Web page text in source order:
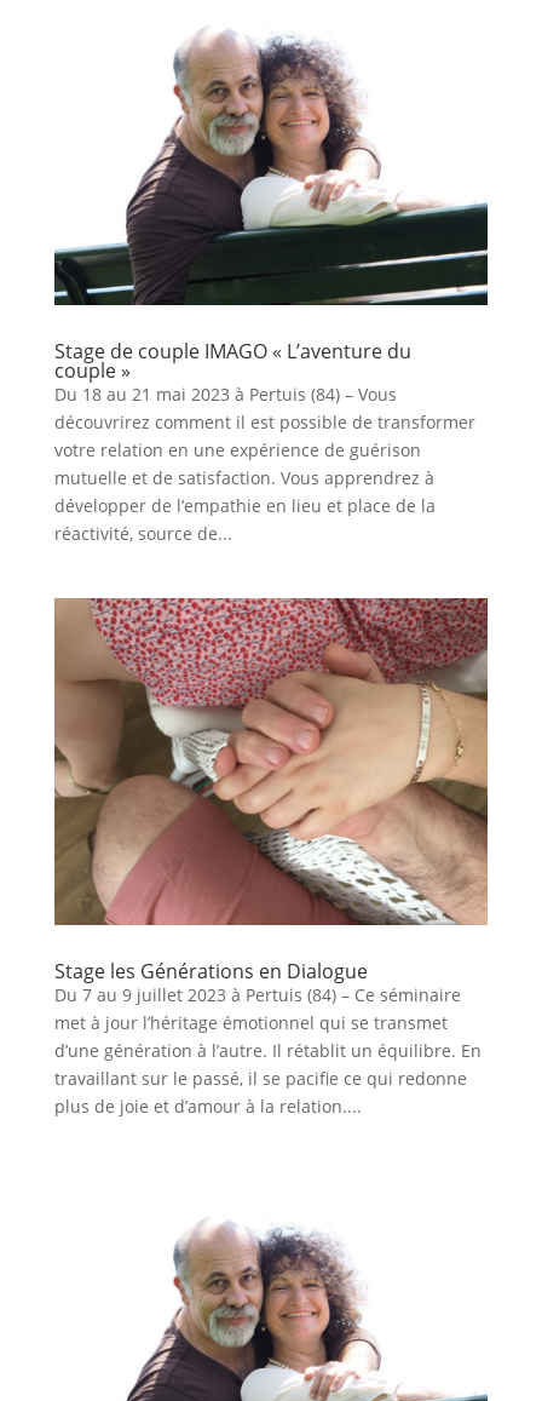
Stage de couple IMAGO « L’aventure du
couple »
Du 18 au 21 mai 2023 à Pertuis (84) – Vous
découvrirez comment il est possible de transformer
votre relation en une expérience de guérison
mutuelle et de satisfaction. Vous apprendrez à
développer de l’empathie en lieu et place de la
réactivité, source de...
Stage les Générations en Dialogue
Du 7 au 9 juillet 2023 à Pertuis (84) – Ce séminaire
met à jour l’héritage émotionnel qui se transmet
d’une génération à l’autre. Il rétablit un équilibre. En
travaillant sur le passé, il se pacifie ce qui redonne
plus de joie et d’amour à la relation....